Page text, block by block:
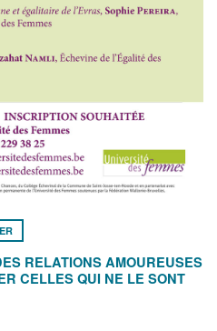
RELATIONS AMOUREUSES
CELLES QUI NE LE SONT